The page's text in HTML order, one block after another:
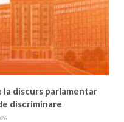
discurs parlamentar
discriminare